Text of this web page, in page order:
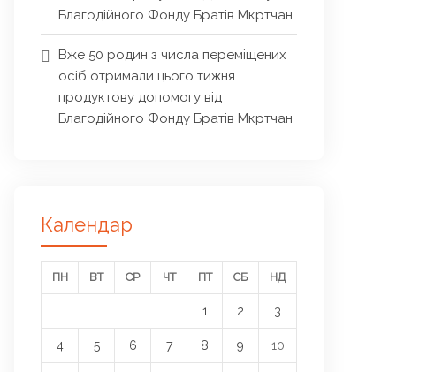
Благодійного Фонду Братів Мкртчан
Вже 50 родин з числа переміщених
осіб отримали цього тижня
продуктову допомогу від
Благодійного Фонду Братів Мкртчан
Календар
ПН ВТ СР ЧТ ПТ СБ НД
1 2 3
4 5 6 7 8 9 10